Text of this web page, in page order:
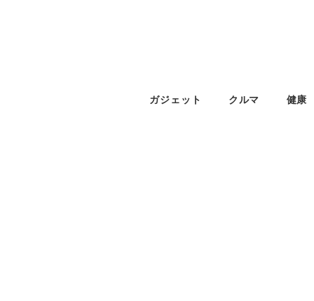
ガジェット クルマ 健康